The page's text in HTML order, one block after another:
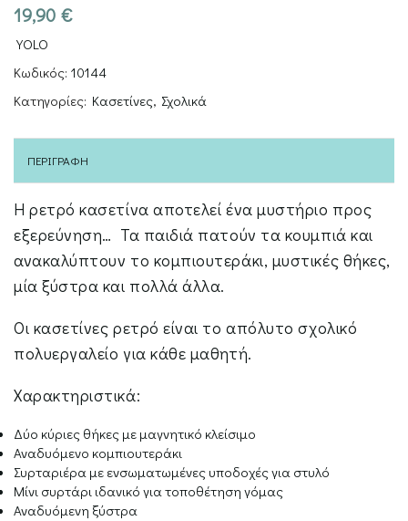
19,90 €
YOLO
Κωδικός: 10144
Κατηγορίες: Κασετίνες, Σχολικά
ΠΕΡΙΓΡΑΦΉ
Η ρετρό κασετίνα αποτελεί ένα μυστήριο προς
εξερεύνηση… Τα παιδιά πατούν τα κουμπιά και
ανακαλύπτουν το κομπιουτεράκι, μυστικές θήκες,
μία ξύστρα και πολλά άλλα.
Οι κασετίνες ρετρό είναι το απόλυτο σχολικό
πολυεργαλείο για κάθε μαθητή.
Χαρακτηριστικά:
Δύο κύριες θήκες με μαγνητικό κλείσιμο
Αναδυόμενο κομπιουτεράκι
Συρταριέρα με ενσωματωμένες υποδοχές για στυλό
Μίνι συρτάρι ιδανικό για τοποθέτηση γόμας
Αναδυόμενη ξύστρα